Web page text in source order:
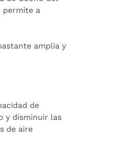
permite a
amplia y
de
y disminuir las
de aire